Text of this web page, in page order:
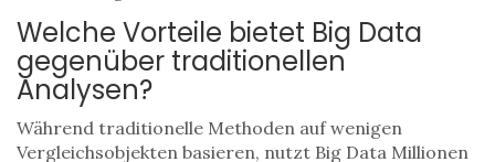
Welche Vorteile bietet Big Data
gegenüber traditionellen
Analysen?
Während traditionelle Methoden auf wenigen
Vergleichsobjekten basieren, nutzt Big Data Millionen